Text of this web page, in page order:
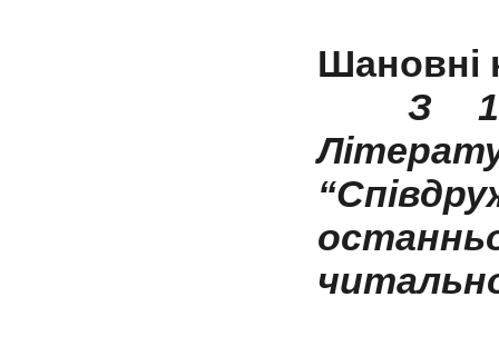
Шановні
З 1